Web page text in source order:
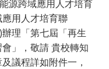
源跨域應用人才培育
用人才培育聯
理「第七屆「再生
」，敬請 貴校轉知
議程詳如附件一，